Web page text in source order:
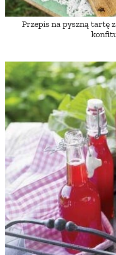
Przepis na pyszną tartę
NATURALNA
DLA
EKO
ZWIERZĘTA
ZWIERZĘTA